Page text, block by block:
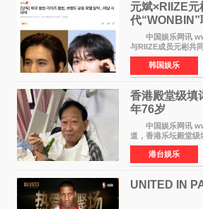
元斌×RIIZE元
代
颜值天花板合
中国娱乐网讯
与RIIZE成员元彬共
6日据独家报道，继
近也被选为某在线
人，两人将作
韩国娱乐
香港殿堂级填
年76岁​
中国娱乐网讯
道，香港乐坛殿堂级
月5日上午因病离世
露，黎彼得今年3月
持续衰退，最
港台娱乐
UNITED IN